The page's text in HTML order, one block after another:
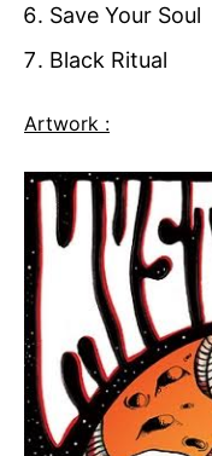
Save Your Soul
Black Ritual
Artwork :